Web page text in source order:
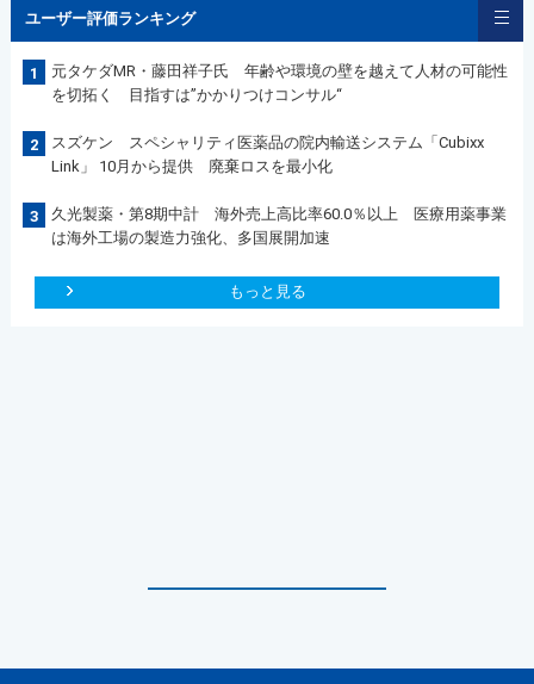
ユーザー評価ランキング
1
元タケダMR・藤田祥子氏 年齢や環境の壁を越えて人材の可能性
を切拓く 目指すは”かかりつけコンサル“
2
スズケン スペシャリティ医薬品の院内輸送システム「Cubixx
Link」 10月から提供 廃棄ロスを最小化
3
久光製薬・第8期中計 海外売上高比率60.0％以上 医療用薬事業
は海外工場の製造力強化、多国展開加速
もっと見る